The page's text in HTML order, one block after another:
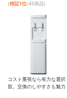
(検証1位/45商品)
コスト重視なら有力な選択
肢。交換のしやすさも魅力